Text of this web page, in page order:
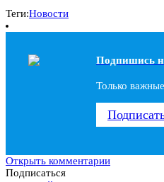
Теги:Новости
Подпишись
Только
Открыть комментарии
Подписаться